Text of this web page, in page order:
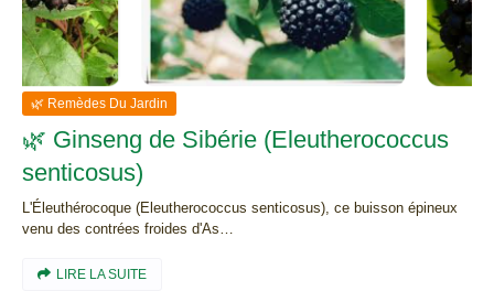
🌿 Remèdes Du Jardin
🌿 Ginseng de Sibérie (Eleutherococcus
senticosus)
L'Éleuthérocoque (Eleutherococcus senticosus), ce buisson épineux
venu des contrées froides d'As…
LIRE LA SUITE